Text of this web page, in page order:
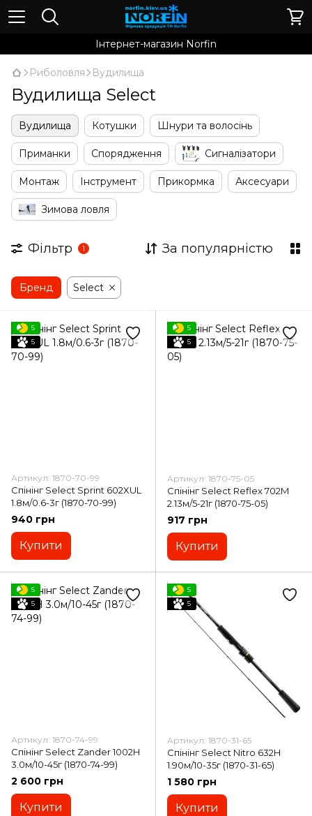
Інтернет-магазин Norfin
Риболовля Вудилища
Вудилища Select
Вудилища Котушки Шнури та волосінь
Приманки Спорядження Сигналізатори
Монтаж Інструмент Прикормка Аксесуари
Зимова ловля
Фільтр 1 За популярністю
Бренд Select
5
5
Артикул: 1870-70-99
Спінінг Select Sprint 602XUL
1.8м/0.6-3г (1870-70-99)
940 грн
Купити
5
5
Артикул: 1870-75-05
Спінінг Select Reflex 702M
2.13м/5-21г (1870-75-05)
917 грн
Купити
5
5
Артикул: 1870-74-99
Спінінг Select Zander 1002H
3.0м/10-45г (1870-74-99)
2 600 грн
Купити
5
5
Артикул: 1870-31-65
Спінінг Select Nitro 632H
1.90м/10-35г (1870-31-65)
1 580 грн
Купити